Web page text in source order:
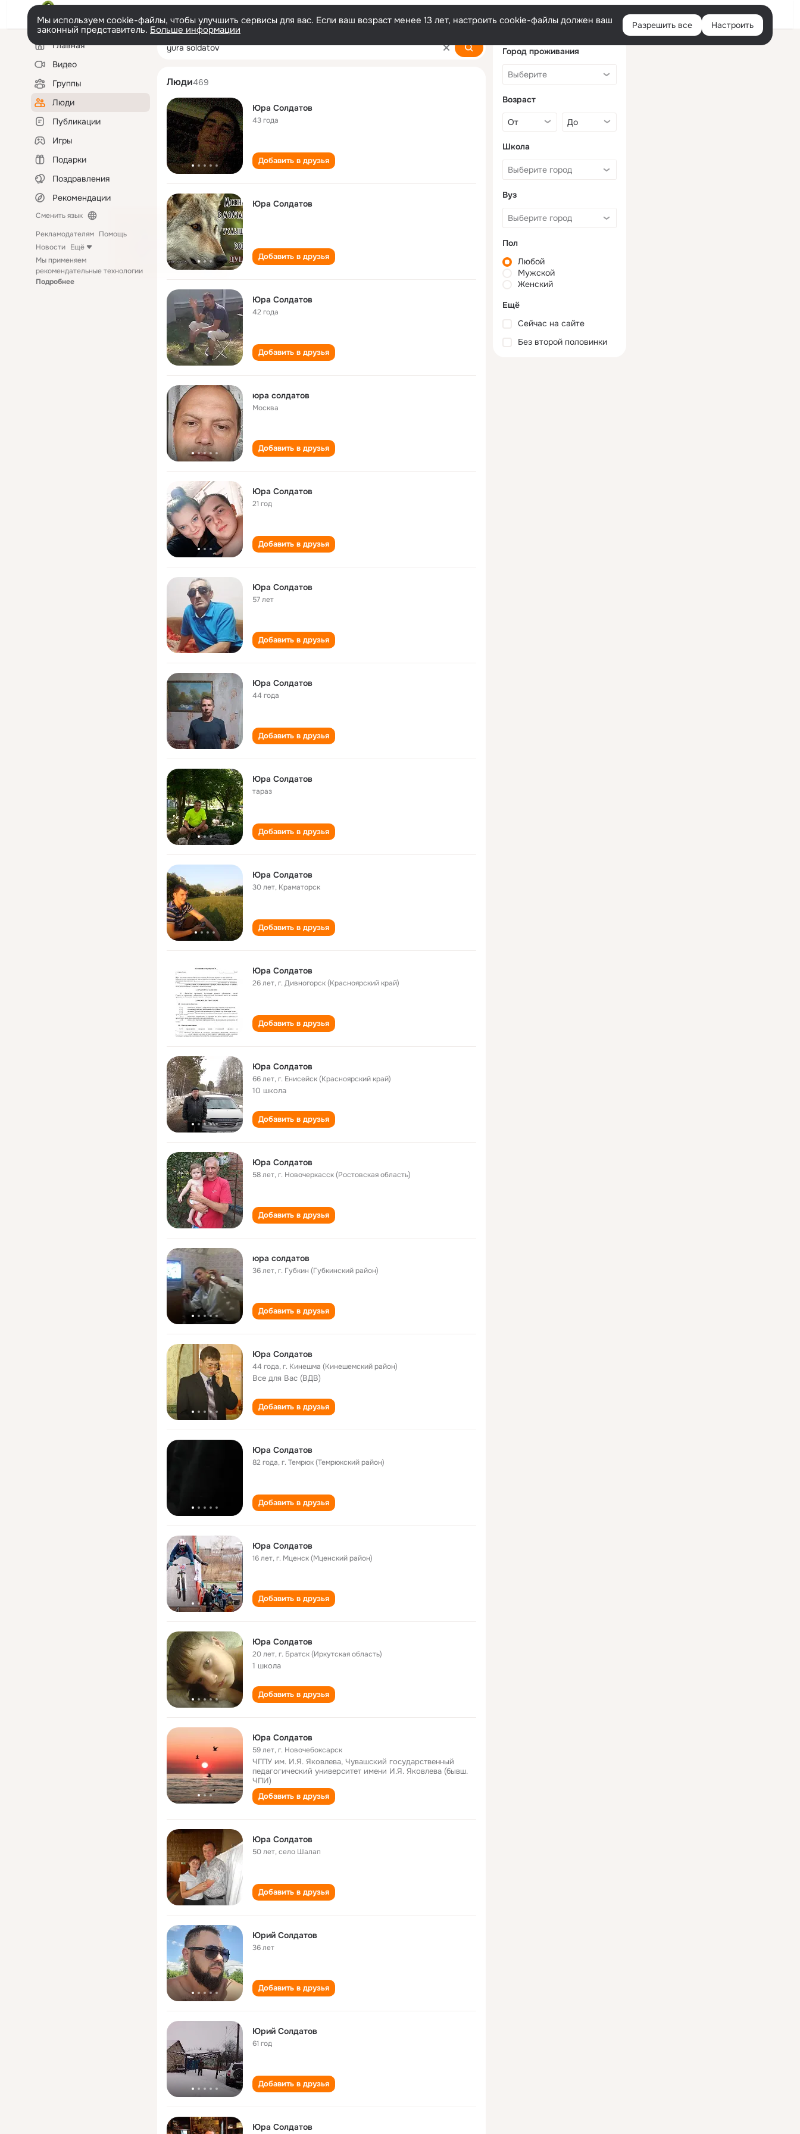
Войти
Мы используем cookie-файлы, чтобы улучшить сервисы для вас. Если ваш возраст менее 13 лет, настроить cookie-файлы должен ваш
законный представитель. Больше информации Разрешить все Настроить
Левая
колонкаГлавная
Видео
Группы
Люди
Публикации
Игры
Подарки
Поздравления
Рекомендации
Сменить язык
Рекламодателям Помощь
Новости Ещё
Мы применяем
рекомендательные технологии
Подробнее
yura soldatov
Люди469
Юра Солдатов
43 года
Добавить в друзья
Юра Солдатов
Добавить в друзья
Юра Солдатов
42 года
Добавить в друзья
юра солдатов
Москва
Добавить в друзья
Юра Солдатов
21 год
Добавить в друзья
Юра Солдатов
57 лет
Добавить в друзья
Юра Солдатов
44 года
Добавить в друзья
Юра Солдатов
тараз
Добавить в друзья
Юра Солдатов
30 лет, Краматорск
Добавить в друзья
Юра Солдатов
26 лет,г. Дивногорск (Красноярский край)
Добавить в друзья
Юра Солдатов
66 лет,г. Енисейск (Красноярский край)
10 школа
Добавить в друзья
Юра Солдатов
58 лет,г. Новочеркасск (Ростовская область)
Добавить в друзья
юра солдатов
36 лет,г. Губкин (Губкинский район)
Добавить в друзья
Юра Солдатов
44 года,г. Кинешма (Кинешемский район)
Все для Вас (ВДВ)
Добавить в друзья
Юра Солдатов
82 года,г. Темрюк (Темрюкский район)
Добавить в друзья
Юра Солдатов
16 лет,г. Мценск (Мценский район)
Добавить в друзья
Юра Солдатов
20 лет,г. Братск (Иркутская область)
1 школа
Добавить в друзья
Юра Солдатов
59 лет,г. Новочебоксарск
ЧГПУ им. И.Я. Яковлева, Чувашский государственный
педагогический университет имени И.Я. Яковлева (бывш.
ЧПИ)
Добавить в друзья
Юра Солдатов
50 лет,село Шалап
Добавить в друзья
Юрий Солдатов
36 лет
Добавить в друзья
Юрий Солдатов
61 год
Добавить в друзья
Юра Солдатов
Город проживания
Возраст
Школа
Вуз
Пол
Любой
Мужской
Женский
Ещё
Сейчас на сайте
Без второй половинки